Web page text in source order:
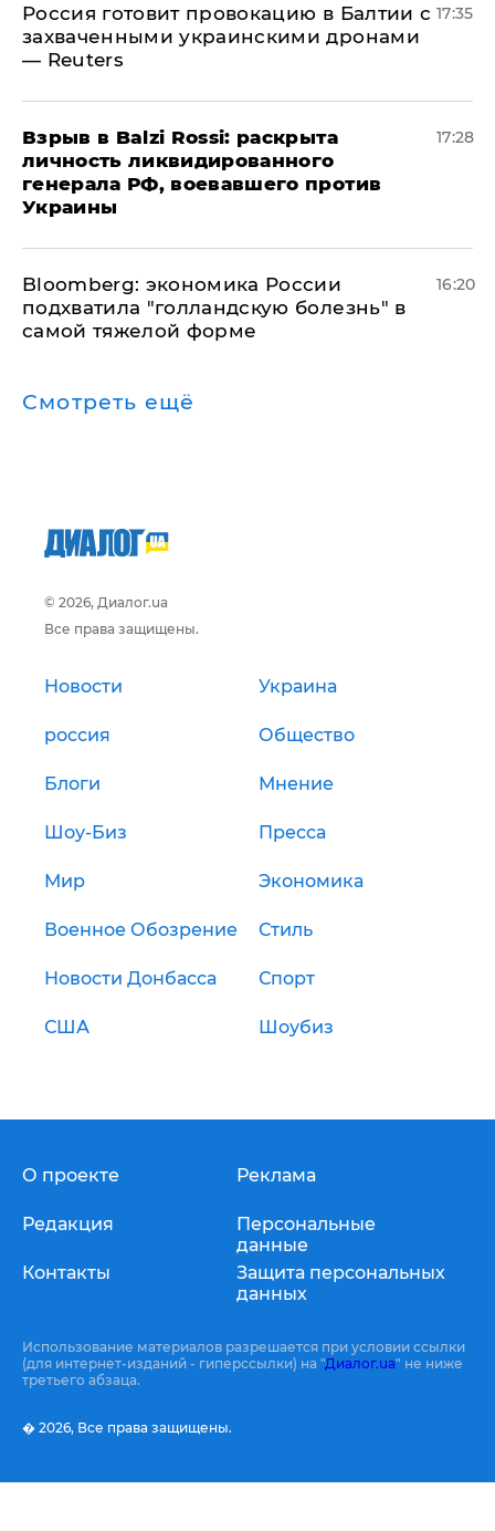
​Россия готовит провокацию в Балтии с
захваченными украинскими дронами
— Reuters
17:35
​Взрыв в Balzi Rossi: раскрыта
личность ликвидированного
генерала РФ, воевавшего против
Украины
17:28
Bloomberg: экономика России
подхватила "голландскую болезнь" в
самой тяжелой форме
16:20
Смотреть ещё
© 2026, Диалог.ua
Все права защищены.
Новости Украина
россия Общество
Блоги Мнение
Шоу-Биз Пресса
Мир Экономика
Военное Обозрение Стиль
Новости Донбасса Спорт
США Шоубиз
О проекте
Редакция
Контакты
Реклама
Персональные
данные
Защита персональных
данных
Использование материалов разрешается при условии ссылки
(для интернет-изданий - гиперссылки) на "Диалог.ua" не ниже
третьего абзаца.
� 2026, Все права защищены.